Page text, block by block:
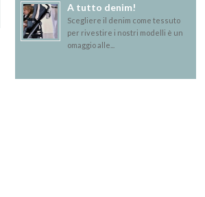
A tutto denim!
Scegliere il denim come tessuto
per rivestire i nostri modelli è un
omaggio alle...